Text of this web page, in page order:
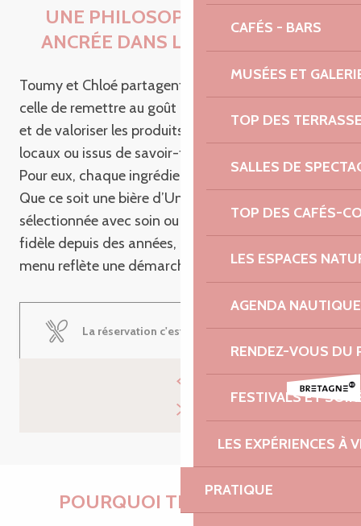
CAFÉS - BARS
MUSÉES ET
TOP DES
SALLES DE
TOP DES CAFÉS-
LES ESPACES
AGENDA NAUTIQUE
RENDEZ-VOUS DU
FESTIVALS ET
LES EXPÉRIENCES À
PRATIQUE
UNE PHILOSOPHIE CULINAIRE
ANCRÉE DANS L’AUTHENTICITÉ
Toumy et Chloé partagent une vision commune :
celle de remettre au goût du jour le « fait maison »
et de valoriser les produits de qualité, qu’ils soient
locaux ou issus de savoir-faire d’ailleurs.
Pour eux, chaque ingrédient raconte une histoire.
Que ce soit une bière d’Uncle, une pièce de viande
sélectionnée avec soin ou un vin d’un producteur
fidèle depuis des années, chaque élément de leur
menu reflète une démarche engagée et éthique.
La réservation c'est par ici !
POURQUOI TRÉBEURDEN ?